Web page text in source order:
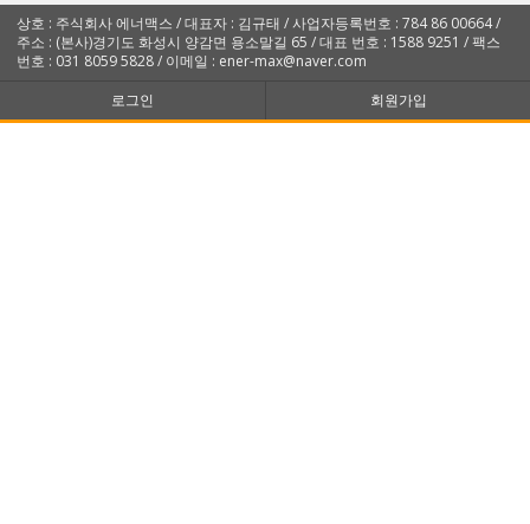
상호 : 주식회사 에너맥스 / 대표자 : 김규태 / 사업자등록번호 : 784 86 00664 /
주소 : (본사)경기도 화성시 양감면 용소말길 65 / 대표 번호 : 1588 9251 / 팩스
번호 : 031 8059 5828 / 이메일 : ener-max@naver.com
로그인
회원가입